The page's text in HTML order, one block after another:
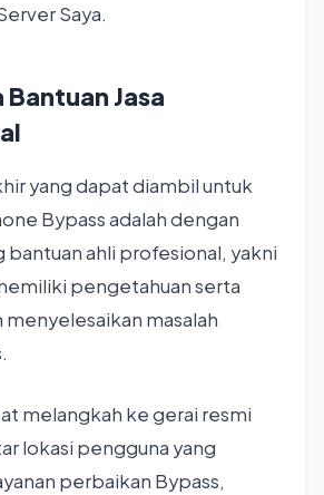
Saya.
Jasa
yang dapat diambil untuk
Bypass adalah dengan
ahli profesional, yakni
pengetahuan serta
menyelesaikan masalah
melangkah ke gerai resmi
lokasi pengguna yang
perbaikan Bypass,